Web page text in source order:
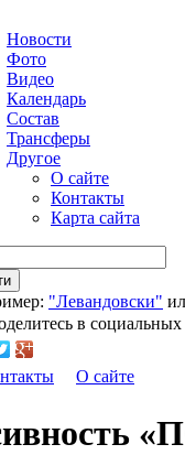
Новости
Фото
Видео
Календарь
Состав
Трансферы
Другое
О сайте
Контакты
Карта сайта
"Левандовски"
в социальных
О сайте